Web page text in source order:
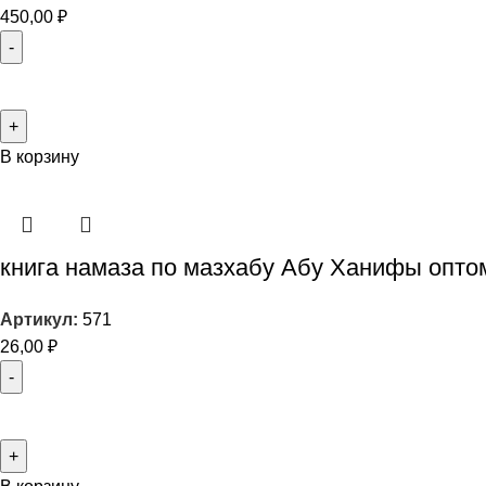
450,00 ₽
В корзину
книга намаза по мазхабу Абу Ханифы
Артикул: 571
26,00 ₽